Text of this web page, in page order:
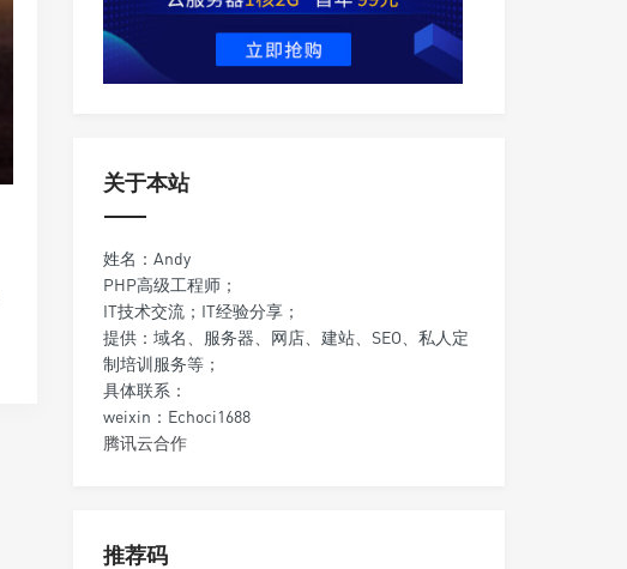
关于本站
姓名：Andy
PHP高级工程师；
IT技术交流；IT经验分享；
提供：域名、服务器、网店、建站、SEO、私人定
制培训服务等；
具体联系：
weixin：Echoci1688
腾讯云合作
推荐码